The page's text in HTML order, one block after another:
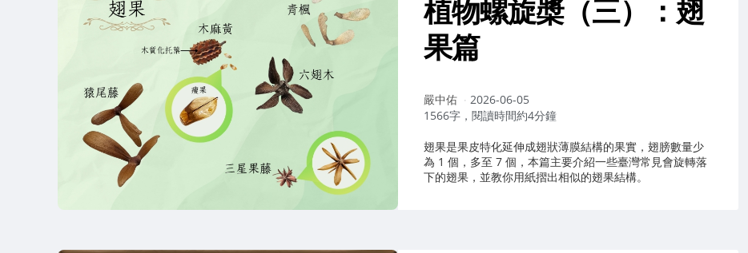
植物螺旋槳（三）：翅
果篇
作
者：
嚴中佑
2026-06-05
1566字，閱讀時間約4分鐘
翅果是果皮特化延伸成翅狀薄膜結構的果實，翅膀數量少
為 1 個，多至 7 個，本篇主要介紹一些臺灣常見會旋轉落
下的翅果，並教你用紙摺出相似的翅果結構。